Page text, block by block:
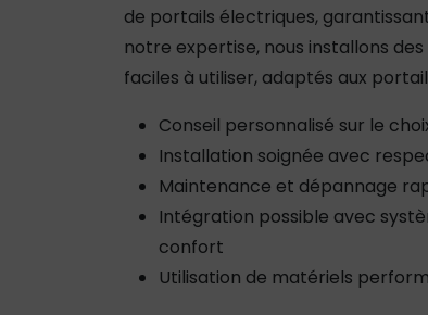
de portails électriques,
notre expertise, nous installons
faciles à utiliser, adaptés aux
Conseil personnalisé sur le
Installation soignée avec
Maintenance et dépannage
Intégration possible avec
confort
Utilisation de matériels